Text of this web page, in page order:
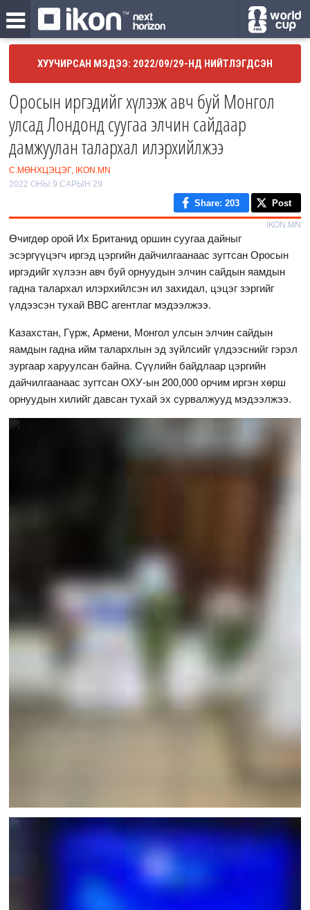
ХУУЧИРСАН МЭДЭЭ: 2022/09/29-НД НИЙТЛЭГДСЭН
Оросын иргэдийг хүлээж авч буй Монгол
улсад Лондонд суугаа элчин сайдаар
дамжуулан талархал илэрхийлжээ
С.МӨНХЦЭЦЭГ, IKON.MN
2022 ОНЫ 9 САРЫН 29
Share: 203 Post
IKON.MN
Өчигдөр орой Их Британид оршин суугаа дайныг
эсэргүүцэгч иргэд цэргийн дайчилгаанаас зугтсан Оросын
иргэдийг хүлээн авч буй орнуудын элчин сайдын яамдын
гадна талархал илэрхийлсэн ил захидал, цэцэг зэргийг
үлдээсэн тухай BBC агентлаг мэдээлжээ.
Казахстан, Гүрж, Армени, Монгол улсын элчин сайдын
яамдын гадна ийм талархлын эд зүйлсийг үлдээснийг гэрэл
зургаар харуулсан байна. Сүүлийн байдлаар цэргийн
дайчилгаанаас зугтсан ОХУ-ын 200,000 орчим иргэн хөрш
орнуудын хилийг давсан тухай эх сурвалжууд мэдээлжээ.